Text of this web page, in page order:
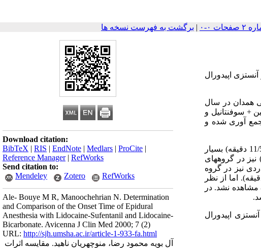
| برگشت به فهرست نسخه ها
Download citation:
BibTeX | RIS | EndNote | Medlars | ProCite |
Reference Manager| RefWorks
Send citation to:
Mendeley
Zotero RefWorks
Ale- Bouye M R, Manoochehrian N. Determination
and Comparison of the Onset Time of Epidural
Anesthesia with Lidocaine-Sufentanil and Lidocaine-
Bicarbonate. Avicenna J Clin Med 2000; 7 (2)
URL: http://sjh.umsha.ac.ir/article-1-933-fa.html
آل بویه محمود رضا، منوچهریان ناهید. مقایسه اثرات
اپیدورال
پزشکی همدان در سال
لیدوکائین + سوفنتانیل و
جمع آوری شده و
(بلوک سمپاتیک) در هر دو گروه لیدوکائین ـ بیکربنات و لیدوکائین ـ سوفنتانیل (11/5 دقیقه) بسیار
در گروههای
دقیقه) بوده است. طول مدت بیدردی نیز در گروه
سوفنتانیل بیشتراز لیدوکائین ـ بیکربنات و لیدوکائین ـ پلاسبو بوده است (3/350 دقیقه در مقابل 5/221 دقیقه و 6/160 دقیقه). اما از نظر
تفاوت قابل ملاحظه ای در 3 گروه مشاهده نشد. در
اپیدورال